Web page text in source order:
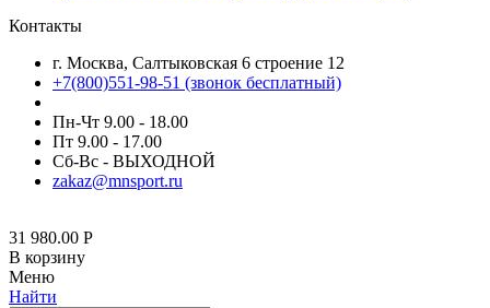
Контакты
г. Москва, Салтыковская 6 строение 12
+7(800)551-98-51 (звонок бесплатный)
Пн-Чт 9.00 - 18.00
Пт 9.00 - 17.00
Сб-Вс - ВЫХОДНОЙ
zakaz@mnsport.ru
31 980.00 Р
В корзину
Меню
Найти